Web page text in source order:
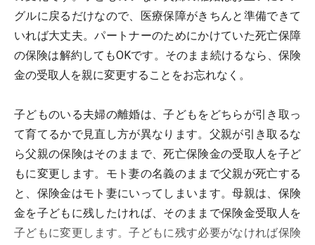
グルに戻るだけなので、医療保障がきちんと準備できて
いれば大丈夫。パートナーのためにかけていた死亡保障
の保険は解約してもOKです。そのまま続けるなら、保険
金の受取人を親に変更することをお忘れなく。
子どものいる夫婦の離婚は、子どもをどちらが引き取っ
て育てるかで見直し方が異なります。父親が引き取るな
ら父親の保険はそのままで、死亡保険金の受取人を子ど
もに変更します。モト妻の名義のままで父親が死亡する
と、保険金はモト妻にいってしまいます。母親は、保険
金を子どもに残したければ、そのままで保険金受取人を
子どもに変更します。子どもに残す必要がなければ保険